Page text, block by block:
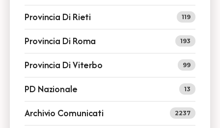
Provincia Di Rieti 119
Provincia Di Roma 193
Provincia Di Viterbo 99
PD Nazionale 13
Archivio Comunicati 2237